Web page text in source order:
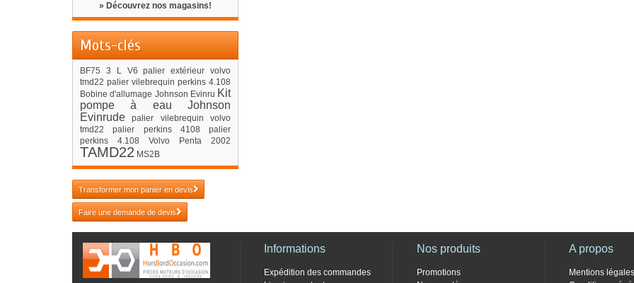
» Découvrez nos magasins!
Mots-clés
BF75 3 L V6 palier extérieur volvo
tmd22 palier vilebrequin perkins 4.108
Bobine d'allumage Johnson Evinru Kit
pompe à eau Johnson
Evinrude
palier vilebrequin volvo
tmd22
palier perkins 4108
palier
perkins 4.108
Volvo Penta 2002
TAMD22 MS2B
Transformer mon panier en devis
Faire une demande de devis
Informations
Expédition des commandes
Nos produits
Promotions
A propos
Mentions légales